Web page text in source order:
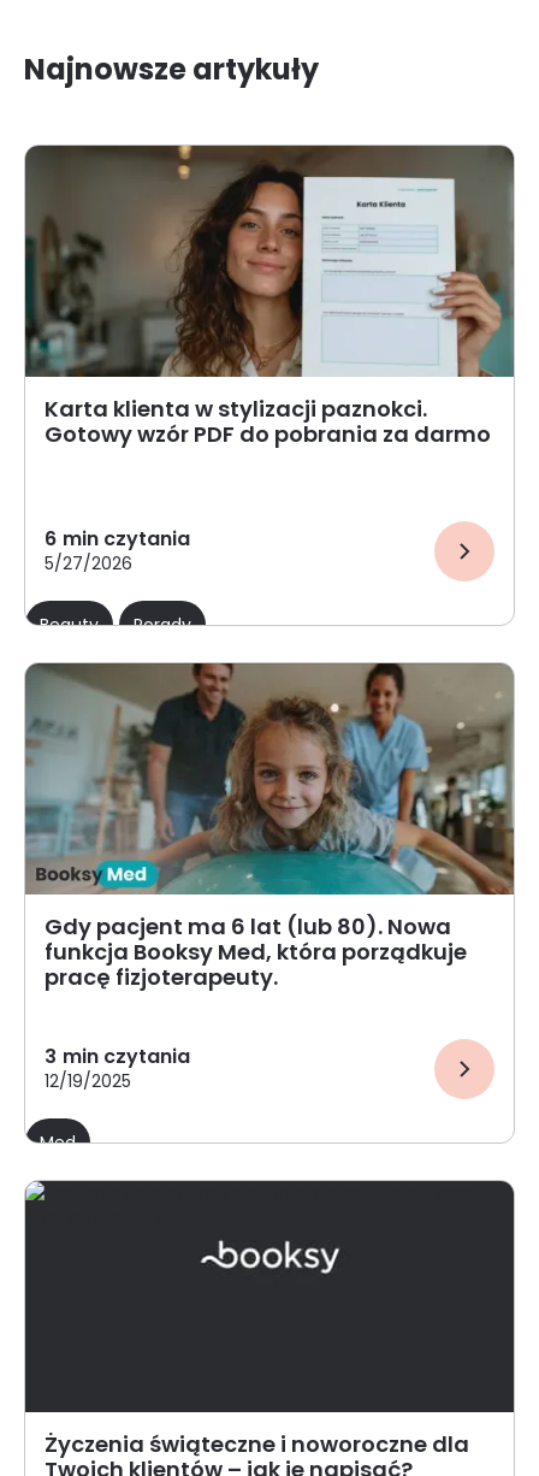
Najnowsze artykuły
Karta klienta w stylizacji paznokci.
Gotowy wzór PDF do pobrania za darmo
6 min czytania
5/27/2026
Beauty Porady
Gdy pacjent ma 6 lat (lub 80). Nowa
funkcja Booksy Med, która porządkuje
pracę fizjoterapeuty.
3 min czytania
12/19/2025
Med
Życzenia świąteczne i noworoczne dla
Twoich klientów – jak je napisać?